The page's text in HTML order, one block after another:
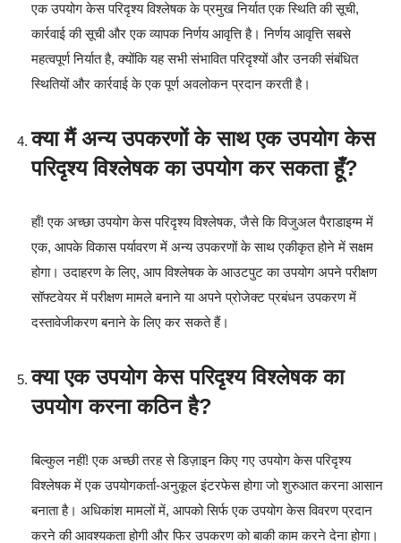
एक उपयोग केस परिदृश्य विश्लेषक के प्रमुख निर्यात एक स्थिति की सूची,
कार्रवाई की सूची और एक व्यापक निर्णय आवृत्ति है। निर्णय आवृत्ति सबसे
महत्वपूर्ण निर्यात है, क्योंकि यह सभी संभावित परिदृश्यों और उनकी संबंधित
स्थितियों और कार्रवाई के एक पूर्ण अवलोकन प्रदान करती है।
क्या मैं अन्य उपकरणों के साथ एक उपयोग केस
परिदृश्य विश्लेषक का उपयोग कर सकता हूँ?
हाँ! एक अच्छा उपयोग केस परिदृश्य विश्लेषक, जैसे कि विजुअल पैराडाइग्म में
एक, आपके विकास पर्यावरण में अन्य उपकरणों के साथ एकीकृत होने में सक्षम
होगा। उदाहरण के लिए, आप विश्लेषक के आउटपुट का उपयोग अपने परीक्षण
सॉफ्टवेयर में परीक्षण मामले बनाने या अपने प्रोजेक्ट प्रबंधन उपकरण में
दस्तावेजीकरण बनाने के लिए कर सकते हैं।
क्या एक उपयोग केस परिदृश्य विश्लेषक का
उपयोग करना कठिन है?
बिल्कुल नहीं! एक अच्छी तरह से डिज़ाइन किए गए उपयोग केस परिदृश्य
विश्लेषक में एक उपयोगकर्ता-अनुकूल इंटरफेस होगा जो शुरुआत करना आसान
बनाता है। अधिकांश मामलों में, आपको सिर्फ एक उपयोग केस विवरण प्रदान
करने की आवश्यकता होगी और फिर उपकरण को बाकी काम करने देना होगा।